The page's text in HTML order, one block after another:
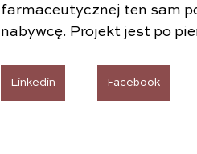
farmaceutycznej ten sam
nabywcę. Projekt jest po
Linkedin Facebook